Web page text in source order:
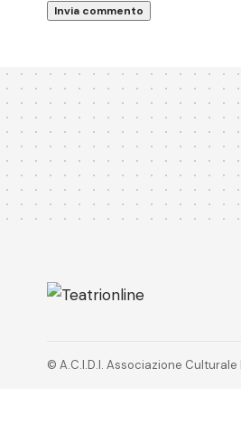
© A.C.I.D.I. Associazione Culturale